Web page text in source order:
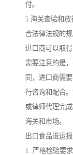
付。
5.海关查验和
合法律法规的
进口商可以取得
需要注意的是
同，进口商需
行咨询和配合
或律师代理完
海关和市场。
出口食品退运
1. 严格检验要